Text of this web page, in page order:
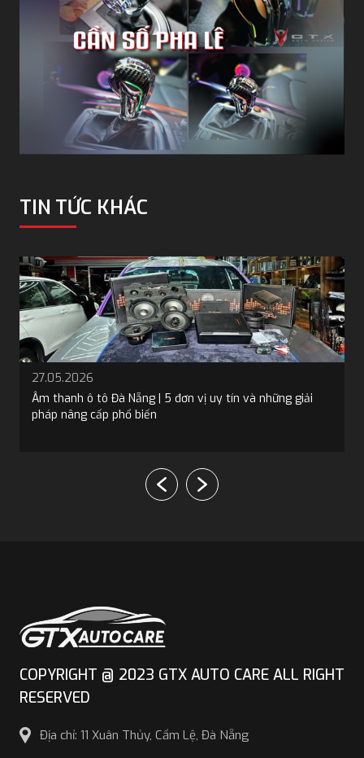
TIN TỨC KHÁC
thanh ô tô Đà Nẵng | 5 đơn vị uy tín và những giải
nâng cấp phổ biến
COPYRIGHT @ 2023 GTX AUTO CARE ALL RIGHT
RESERVED
Địa chỉ: 11 Xuân Thủy, Cẩm Lệ, Đà Nẵng